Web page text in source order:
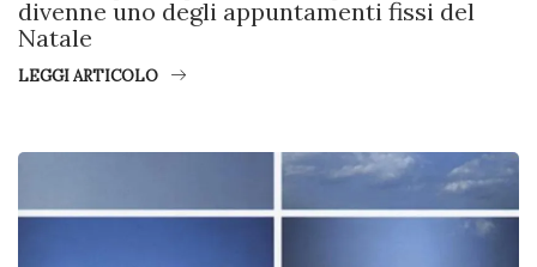
divenne uno degli appuntamenti fissi del
Natale
LEGGI ARTICOLO